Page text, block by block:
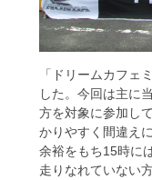
「ドリームカフェ
した。今回は主に
方を対象に参加し
かりやすく間違え
余裕をもち15時に
走りなれていない